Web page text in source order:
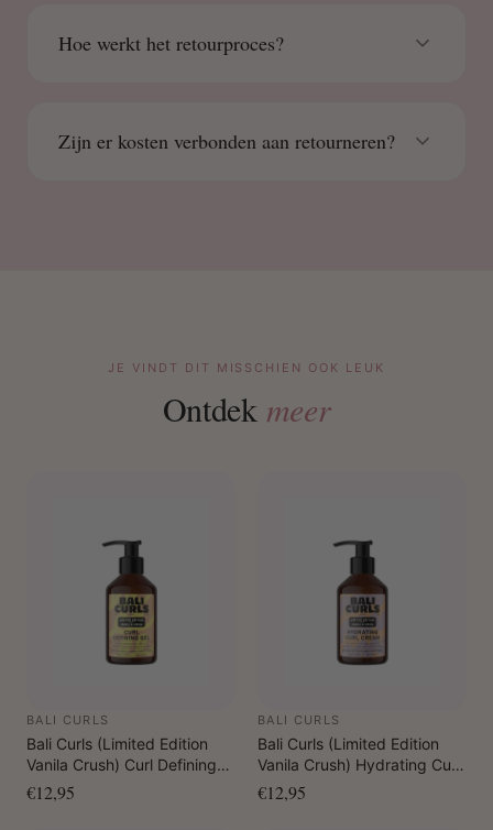
Hoe werkt het retourproces?
Zijn er kosten verbonden aan retourneren?
JE VINDT DIT MISSCHIEN OOK LEUK
Ontdek meer
BALI CURLS
Bali Curls (Limited Edition
Vanila Crush) Curl Defining
Gel 150 ml
€12,95
BALI CURLS
Bali Curls (Limited Edition
Vanila Crush) Hydrating Curl
Cream 150 ml
€12,95